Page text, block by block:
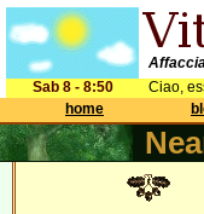
Sab 8 - 8:50
Ciao,
home